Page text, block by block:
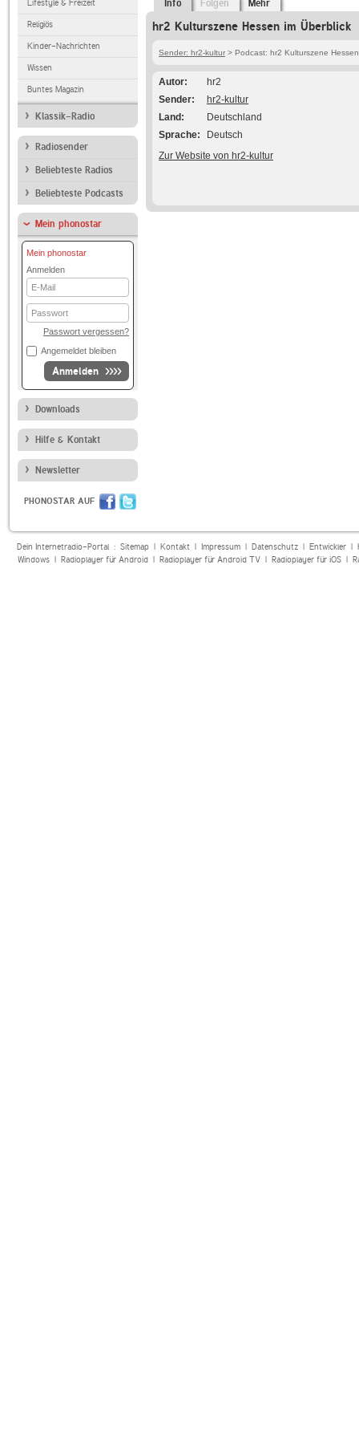
Lifestyle & Freizeit
Religiös
Kinder-Nachrichten
Wissen
Buntes Magazin
Klassik-Radio
Radiosender
Beliebteste Radios
Beliebteste Podcasts
Mein phonostar
Mein phonostar
Anmelden
E-
Mail
Passwort
Passwort vergessen?
Angemeldet bleiben
Anmelden
Downloads
Hilfe & Kontakt
Newsletter
PHONOSTAR AUF
Info Folgen Mehr
hr2 Kulturszene Hessen im Überblick
Sender: hr2-kultur > Podcast: hr2 Kulturszene Hessen
Autor
hr2
Sender
hr2-kultur
Land
Deutschland
Sprache
Deutsch
Zur Website von hr2-kultur
Dein Internetradio-Portal : Sitemap| Kontakt| Impressum| Datenschutz| Entwickler|
Windows| Radioplayer für Android| Radioplayer für Android TV| Radioplayer für iOS|